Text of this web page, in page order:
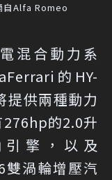
Alfa Romeo
混合動力系
的HY-
提供兩種動力
的2.0升
擎，以及
渦輪增壓汽